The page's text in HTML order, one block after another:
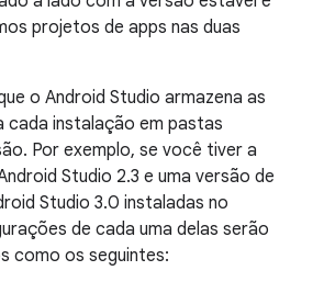
projetos de apps nas duas
o Android Studio armazena as
cada instalação em pastas
Por exemplo, se você tiver a
Studio 2.3 e uma versão de
Studio 3.0 instaladas no
de cada uma delas serão
como os seguintes: